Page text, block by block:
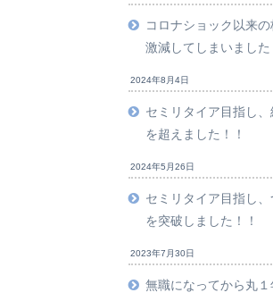
コロナショック以来
激減してしまいました
2024年8月4日
セミリタイア目指し
を超えました！！
2024年5月26日
セミリタイア目指し
を突破しました！！
2023年7月30日
無職になってから丸